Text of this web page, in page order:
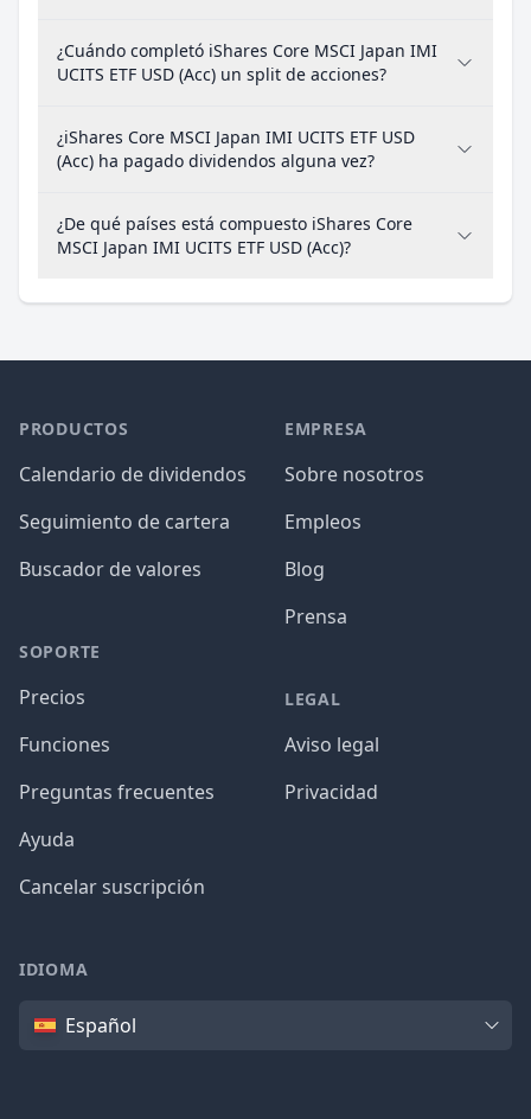
¿Cuándo completó iShares Core MSCI Japan IMI
UCITS ETF USD (Acc) un split de acciones?
¿iShares Core MSCI Japan IMI UCITS ETF USD
(Acc) ha pagado dividendos alguna vez?
¿De qué países está compuesto iShares Core
MSCI Japan IMI UCITS ETF USD (Acc)?
PRODUCTOS
Calendario de dividendos
Seguimiento de cartera
Buscador de valores
SOPORTE
Precios
Funciones
Preguntas frecuentes
Ayuda
Cancelar suscripción
EMPRESA
Sobre nosotros
Empleos
Blog
Prensa
LEGAL
Aviso legal
Privacidad
IDIOMA
IdiomaEspañol